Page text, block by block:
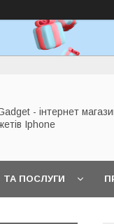
- iнтернет
Iphone
ТА ПОСЛУГИ